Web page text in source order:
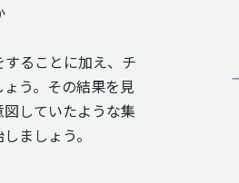
ることに加え、チ
う。その結果を見
していたような集
ましょう。